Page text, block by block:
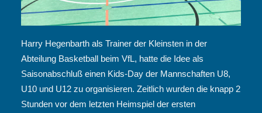
Harry Hegenbarth als Trainer der Kleinsten in der
Abteilung Basketball beim VfL, hatte die Idee als
Saisonabschluß einen Kids-Day der Mannschaften U8,
U10 und U12 zu organisieren. Zeitlich wurden die knapp 2
Stunden vor dem letzten Heimspiel der ersten